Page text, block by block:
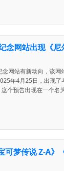
念网站出现《尼
网站有新动向，该网
年4月25日，出现了
个预告出现在一个名
可梦传说 Z-A》